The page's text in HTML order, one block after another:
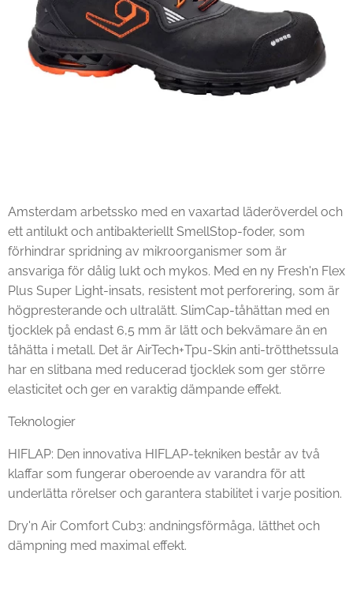
Amsterdam arbetssko med en vaxartad läderöverdel och
ett antilukt och antibakteriellt SmellStop-foder, som
förhindrar spridning av mikroorganismer som är
ansvariga för dålig lukt och mykos. Med en ny Fresh'n Flex
Plus Super Light-insats, resistent mot perforering, som är
högpresterande och ultralätt. SlimCap-tåhättan med en
tjocklek på endast 6,5 mm är lätt och bekvämare än en
tåhätta i metall. Det är AirTech+Tpu-Skin anti-trötthetssula
har en slitbana med reducerad tjocklek som ger större
elasticitet och ger en varaktig dämpande effekt.
Teknologier
HIFLAP: Den innovativa HIFLAP-tekniken består av två
klaffar som fungerar oberoende av varandra för att
underlätta rörelser och garantera stabilitet i varje position.
Dry'n Air Comfort Cub3: andningsförmåga, lätthet och
dämpning med maximal effekt.